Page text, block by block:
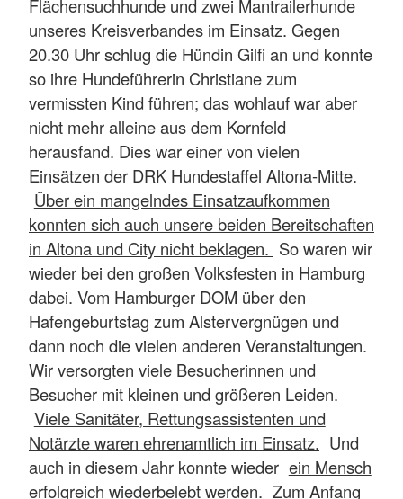
Flächensuchhunde und zwei Mantrailerhunde
unseres Kreisverbandes im Einsatz. Gegen
20.30 Uhr schlug die Hündin Gilfi an und konnte
so ihre Hundeführerin Christiane zum
vermissten Kind führen; das wohlauf war aber
nicht mehr alleine aus dem Kornfeld
herausfand. Dies war einer von vielen
Einsätzen der DRK Hundestaffel Altona-Mitte.
Über ein mangelndes Einsatzaufkommen
konnten sich auch unsere beiden Bereitschaften
in Altona und City nicht beklagen. So waren wir
wieder bei den großen Volksfesten in Hamburg
dabei. Vom Hamburger DOM über den
Hafengeburtstag zum Alstervergnügen und
dann noch die vielen anderen Veranstaltungen.
Wir versorgten viele Besucherinnen und
Besucher mit kleinen und größeren Leiden.
Viele Sanitäter, Rettungsassistenten und
Notärzte waren ehrenamtlich im Einsatz. Und
auch in diesem Jahr konnte wieder ein Mensch
erfolgreich wiederbelebt werden. Zum Anfang